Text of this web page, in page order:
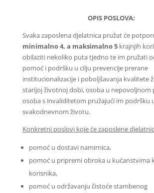
OPIS POSLOVA:
Svaka zaposlena djelatnica pružat će
minimalno 4, a maksimalno 5krajnjih
obilaziti nekoliko puta tjedno te im pružati
pomoć i podršku u cilju prevencije prerane
institucionalizacije i poboljšavanja kvalitete
starijoj životnoj dobi, osoba u nepovoljnom
osoba s invaliditetom pružajući im podršku
svakodnevnom životu.
Konkretni poslovi koje će zaposlene
pomoć u dostavi namirnica,
pomoć u pripremi obroka u kućanstvima
korisnika,
pomoć u održavanju čistoće stambenog